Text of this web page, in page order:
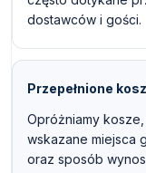
dostawców i gości.
Przepełnione
Opróżniamy
wskazane miejsca
oraz sposób